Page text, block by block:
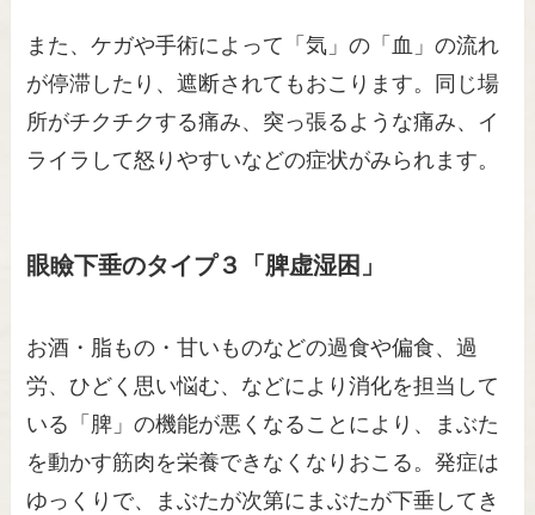
また、ケガや手術によって「気」の「血」の流れ
が停滞したり、遮断されてもおこります。同じ場
所がチクチクする痛み、突っ張るような痛み、イ
ライラして怒りやすいなどの症状がみられます。
眼瞼下垂のタイプ３「脾虚湿困」
お酒・脂もの・甘いものなどの過食や偏食、過
労、ひどく思い悩む、などにより消化を担当して
いる「脾」の機能が悪くなることにより、まぶた
を動かす筋肉を栄養できなくなりおこる。発症は
ゆっくりで、まぶたが次第にまぶたが下垂してき